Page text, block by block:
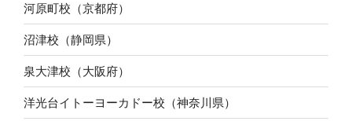
河原町校（京都府）
沼津校（静岡県）
泉大津校（大阪府）
洋光台イトーヨーカドー校（神奈川県）